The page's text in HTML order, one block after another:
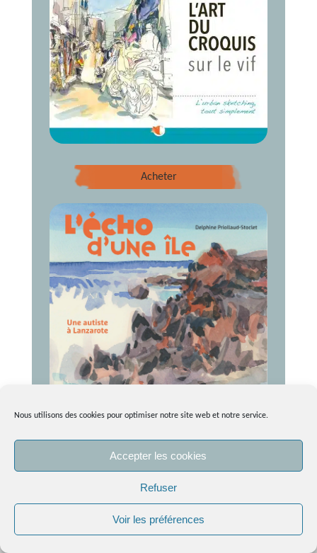
cookies sur le site.En savoir plus.
OK
Nous utilisons des cookies pour optimiser notre site web et notre service.
Accepter les cookies
Refuser
Voir les préférences
Acheter
Acheter